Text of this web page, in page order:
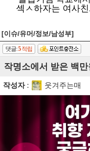
[이슈/유머/정보/남성부]
댓글:5적립
작명소에서 받은 백
작성자: 웃겨주는매